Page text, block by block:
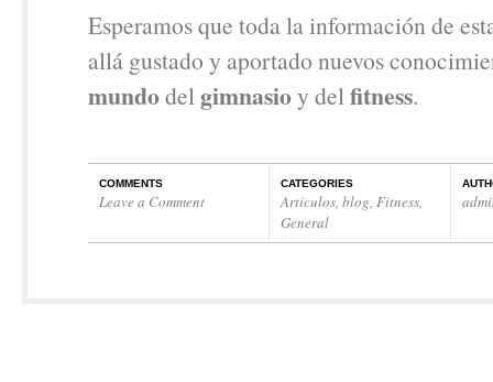
Esperamos que toda la información de
allá gustado y aportado nuevos
mundodel gimnasioy delfitness.
COMMENTS
Leave a Comment
CATEGORIES
Articulos, blog, Fitness,
General